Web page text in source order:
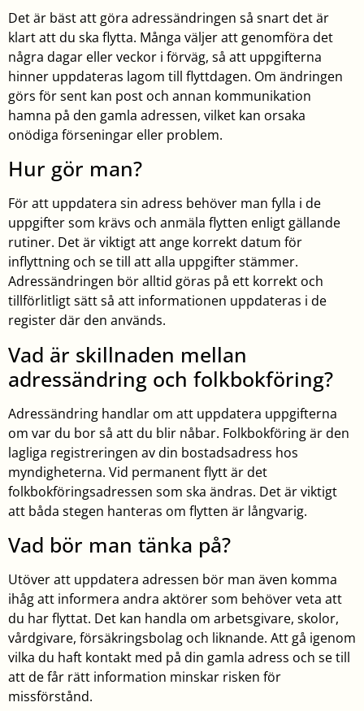
Det är bäst att göra adressändringen så snart det är
klart att du ska flytta. Många väljer att genomföra det
några dagar eller veckor i förväg, så att uppgifterna
hinner uppdateras lagom till flyttdagen. Om ändringen
görs för sent kan post och annan kommunikation
hamna på den gamla adressen, vilket kan orsaka
onödiga förseningar eller problem.
Hur gör man?
För att uppdatera sin adress behöver man fylla i de
uppgifter som krävs och anmäla flytten enligt gällande
rutiner. Det är viktigt att ange korrekt datum för
inflyttning och se till att alla uppgifter stämmer.
Adressändringen bör alltid göras på ett korrekt och
tillförlitligt sätt så att informationen uppdateras i de
register där den används.
Vad är skillnaden mellan
adressändring och folkbokföring?
Adressändring handlar om att uppdatera uppgifterna
om var du bor så att du blir nåbar. Folkbokföring är den
lagliga registreringen av din bostadsadress hos
myndigheterna. Vid permanent flytt är det
folkbokföringsadressen som ska ändras. Det är viktigt
att båda stegen hanteras om flytten är långvarig.
Vad bör man tänka på?
Utöver att uppdatera adressen bör man även komma
ihåg att informera andra aktörer som behöver veta att
du har flyttat. Det kan handla om arbetsgivare, skolor,
vårdgivare, försäkringsbolag och liknande. Att gå igenom
vilka du haft kontakt med på din gamla adress och se till
att de får rätt information minskar risken för
missförstånd.